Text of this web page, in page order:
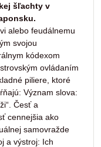
šľachty v
alebo feudálnemu
svojou
kódexom
ovládaním
piliere, ktoré
Význam slova:
Česť a
cennejšia ako
samovražde
a výstroj: Ich